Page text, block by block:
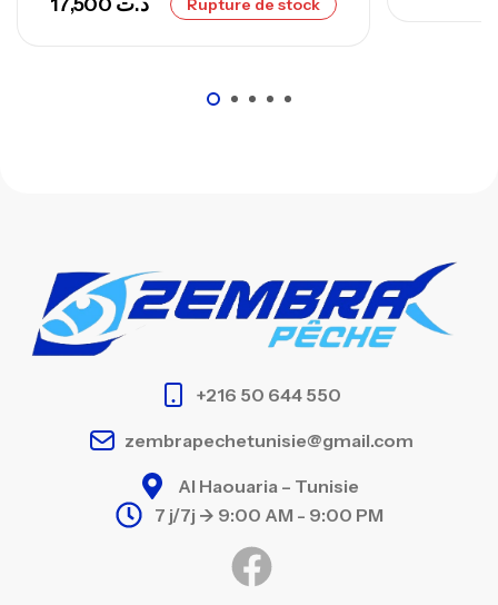
Rupture de stock
+216 50 644 550
zembrapechetunisie@gmail.com
Al Haouaria – Tunisie
7 j/7j -> 9:00 AM - 9:00 PM